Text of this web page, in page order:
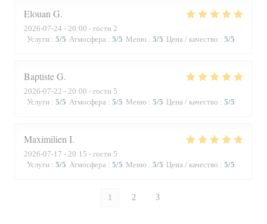
Elouan G
2026-07-24 - 20:00 - гости 2
Услуги : 5/5 Атмосфера : 5/5 Меню : 5/5 Цена / качество : 5/5
BaptisteG
2026-07-22 - 20:00 - гости 5
Услуги : 5/5 Атмосфера : 5/5 Меню : 5/5 Цена / качество : 5/5
Maximilien I
2026-07-17 - 20:15 - гости 5
Услуги : 5/5 Атмосфера : 5/5 Меню : 5/5 Цена / качество : 5/5
1 2 3